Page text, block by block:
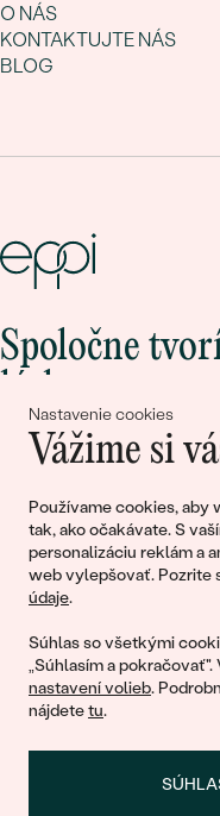
Nastavenie cookies
Vážime si
Používame cookies, aby
tak, ako očakávate. S
personalizáciu reklám a
web vylepšovať. Pozrite
údaje.
Súhlas so všetkými
„Súhlasím a
nastavení volieb.
nájdetetu.
O NÁS
KONTAKTUJTE NÁS
BLOG
Spoločne
Pripojte sa k nám!
© 2011 - 2026, Eppi.sk